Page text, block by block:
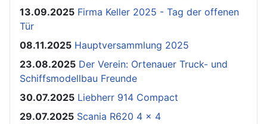
13.09.2025 Firma Keller 2025 - Tag der offenen
Tür
08.11.2025 Hauptversammlung 2025
23.08.2025 Der Verein: Ortenauer Truck- und
Schiffsmodellbau Freunde
30.07.2025 Liebherr 914 Compact
29.07.2025 Scania R620 4 x 4